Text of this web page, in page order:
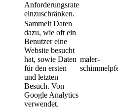
Anforderungsrate
einzuschränken.
Sammelt Daten
dazu, wie oft ein
Benutzer eine
Website besucht
hat, sowie Daten
für den ersten
und letzten
Besuch. Von
Google Analytics
verwendet.
maler-